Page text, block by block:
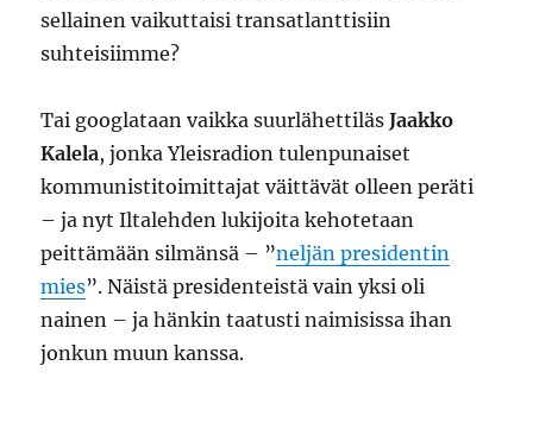
sellainen vaikuttaisi transatlanttisiin
suhteisiimme?
Tai googlataan vaikka suurlähettiläsJaakko
Kalela, jonka Yleisradion tulenpunaiset
kommunistitoimittajat väittävät olleen peräti
– ja nyt Iltalehden lukijoita kehotetaan
peittämään silmänsä – ”neljän presidentin
mies”. Näistä presidenteistä vain yksi oli
nainen – ja hänkin taatusti naimisissa ihan
jonkun muun kanssa.